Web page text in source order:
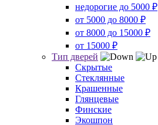
недорогие до 5000 ₽
от 5000 до 8000 ₽
от 8000 до 15000 ₽
от 15000 ₽
Тип дверей
Скрытые
Стеклянные
Крашенные
Глянцевые
Финские
Экошпон